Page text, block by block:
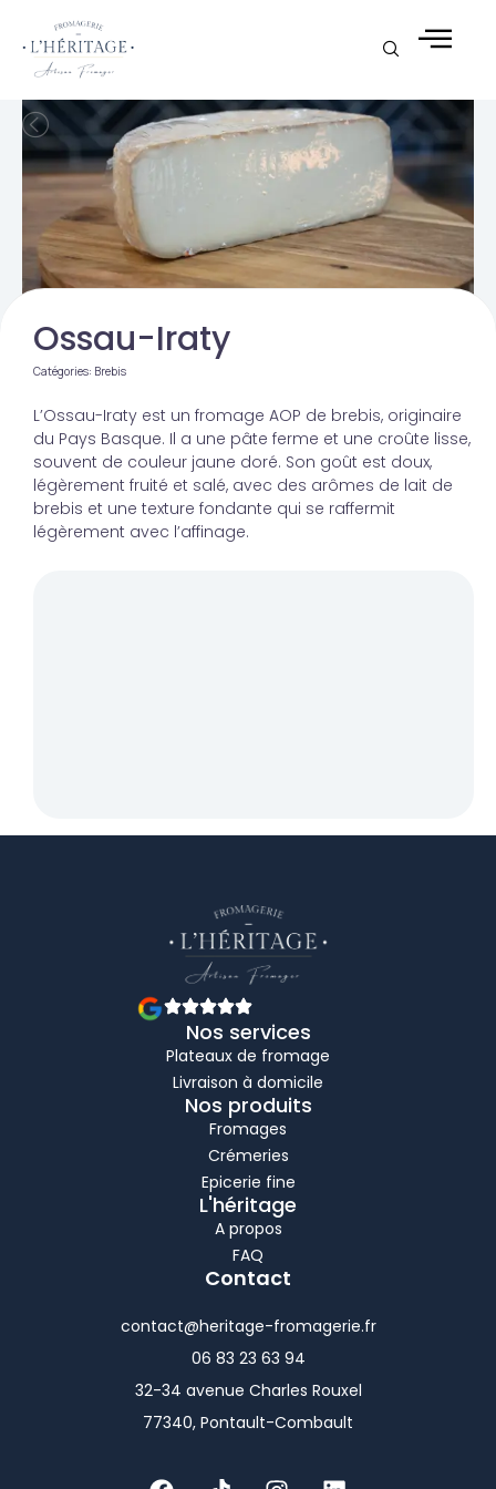
contenu
Ossau-Iraty
Catégories: Brebis
L’Ossau-Iraty est un fromage AOP de brebis, originaire
du Pays Basque. Il a une pâte ferme et une croûte lisse,
souvent de couleur jaune doré. Son goût est doux,
légèrement fruité et salé, avec des arômes de lait de
brebis et une texture fondante qui se raffermit
légèrement avec l’affinage.
Nos services
Plateaux de fromage
Livraison à domicile
Nos produits
Fromages
Crémeries
Epicerie fine
L'héritage
A propos
FAQ
Contact
contact@heritage-fromagerie.fr
06 83 23 63 94
32-34 avenue Charles Rouxel
77340, Pontault-Combault
a i n i